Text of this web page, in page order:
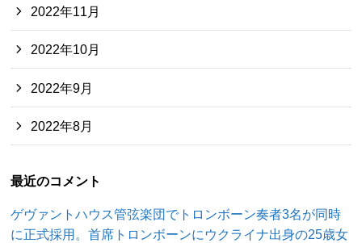
2022年11月
2022年10月
2022年9月
2022年8月
最近のコメント
ゲヴァントハウス管弦楽団でトロンボーン奏者3名が同時
に正式採用。首席トロンボーンにウクライナ出身の25歳女